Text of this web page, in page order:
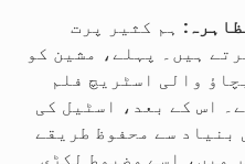
ہم کثیر پرت
ہیں۔ پہلے، مشین کو
والی اسٹریچ فلم
اس کے بعد، اسٹیل کی
بنیاد سے محفوظ طریقے